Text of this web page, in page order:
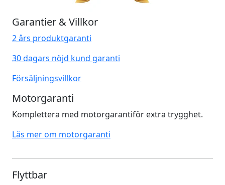
Garantier & Villkor
2 års produktgaranti
30 dagars nöjd kund garanti
Försäljningsvillkor
Motorgaranti
Komplettera med motorgarantiför extra trygghet.
Läs mer om motorgaranti
Flyttbar